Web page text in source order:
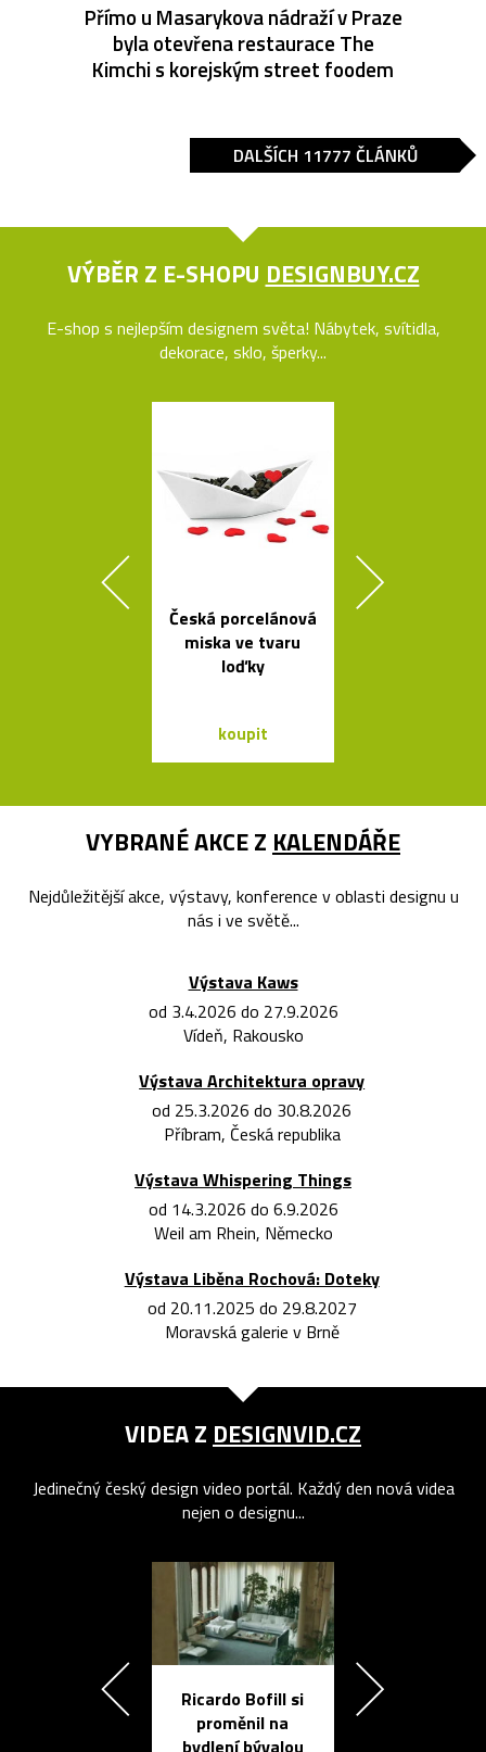
Přímo u Masarykova nádraží v Praze
byla otevřena restaurace The
Kimchi s korejským street foodem
DALŠÍCH 11777 ČLÁNKŮ
VÝBĚR Z E-SHOPU DESIGNBUY.CZ
E-shop s nejlepším designem světa! Nábytek, svítidla,
dekorace, sklo, šperky...
Česká porcelánová
miska ve tvaru
loďky
koupit
VYBRANÉ AKCE Z KALENDÁŘE
Nejdůležitější akce, výstavy, konference v oblasti designu u
nás i ve světě...
Výstava Kaws
od 3.4.2026 do 27.9.2026
Vídeň, Rakousko
Výstava Architektura opravy
od 25.3.2026 do 30.8.2026
Příbram, Česká republika
Výstava Whispering Things
od 14.3.2026 do 6.9.2026
Weil am Rhein, Německo
Výstava Liběna Rochová: Doteky
od 20.11.2025 do 29.8.2027
Moravská galerie v Brně
VIDEA Z DESIGNVID.CZ
Jedinečný český design video portál. Každý den nová videa
nejen o designu...
Ricardo Bofill si
proměnil na
bydlení bývalou